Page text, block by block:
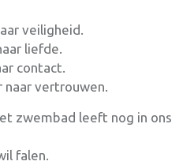
veiligheid.
liefde.
contact.
naar vertrouwen.
zwembad leeft nog in ons
falen.